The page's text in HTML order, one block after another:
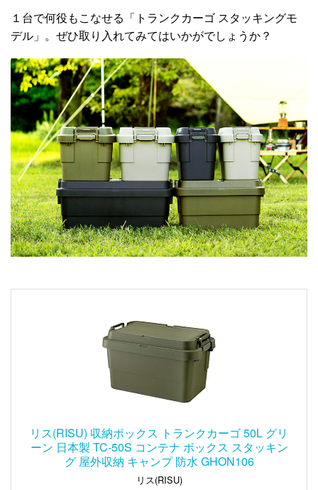
１台で何役もこなせる「トランクカーゴ スタッキングモ
デル」。ぜひ取り入れてみてはいかがでしょうか？
リス(RISU) 収納ボックス トランクカーゴ 50L グリ
ーン 日本製 TC-50S コンテナ ボックス スタッキン
グ 屋外収納 キャンプ 防水 GHON106
リス(RISU)